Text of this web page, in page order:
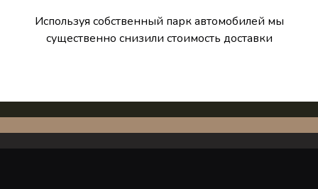
Используя собственный парк автомобилей мы
существенно снизили стоимость доставки